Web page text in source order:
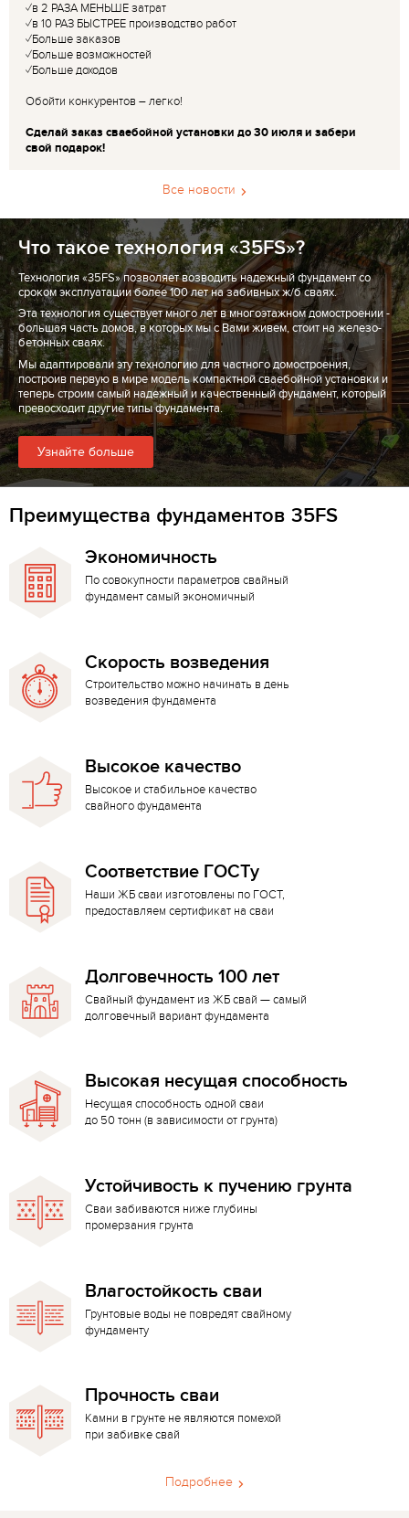
✓в 2 РАЗА МЕНЬШЕ затрат
✓в 10 РАЗ БЫСТРЕЕ производство работ
✓Больше заказов
✓Больше возможностей
✓Больше доходов
Обойти конкурентов – легко!
Сделай заказ сваебойной установки до 30 июля и забери
свой подарок!
Все новости
Что такое технология «35FS»?
Технология «35FS» позволяет возводить надежный фундамент со
сроком эксплуатации более 100 лет на забивных ж/б сваях.
Эта технология существует много лет в многоэтажном домостроении -
большая часть домов, в которых мы с Вами живем, стоит на железо-
бетонных сваях.
Мы адаптировали эту технологию для частного домостроения,
построив первую в мире модель компактной сваебойной установки и
теперь строим самый надежный и качественный фундамент, который
превосходит другие типы фундамента.
Узнайте больше
Преимущества фундаментов 35FS
Экономичность
По совокупности параметров свайный
фундамент самый экономичный
Скорость возведения
Строительство можно начинать в день
возведения фундамента
Высокое качество
Высокое и стабильное качество
свайного фундамента
Соответствие ГОСТу
Наши ЖБ сваи изготовлены по ГОСТ,
предоставляем сертификат на сваи
Долговечность 100 лет
Свайный фундамент из ЖБ свай — самый
долговечный вариант фундамента
Высокая несущая способность
Несущая способность одной сваи
до 50 тонн (в зависимости от грунта)
Устойчивость к пучению грунта
Сваи забиваются ниже глубины
промерзания грунта
Влагостойкость сваи
Грунтовые воды не повредят свайному
фундаменту
Прочность сваи
Камни в грунте не являются помехой
при забивке свай
Подробнее